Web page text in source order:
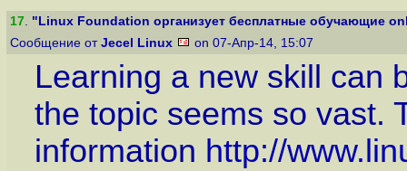
17. "Linux Foundation организует бесплатные обучающие
Сообщение от Jecel Linux on 07-Апр-14, 15:07
Learning a new skill can
the topic seems so vast.
information http://